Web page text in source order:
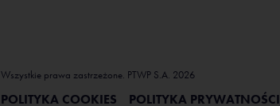
Wszystkie prawa zastrzeżone. PTWP S.A. 2026
POLITYKA COOKIES POLITYKA PRYWATNOŚCI